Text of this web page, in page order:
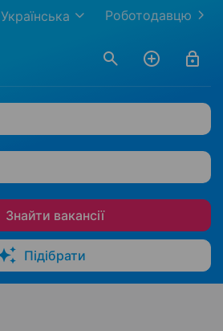
Роботодавцю
Українська
Знайти вакансії
Підібрати